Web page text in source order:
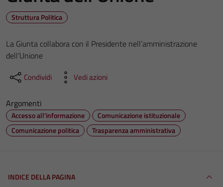
Struttura Politica
La Giunta collabora con il Presidente nell’amministrazione
dell’Unione
Condividi Vedi azioni
Argomenti
Accesso all'informazione
Comunicazione istituzionale
Comunicazione politica
Trasparenza amministrativa
INDICE DELLA PAGINA